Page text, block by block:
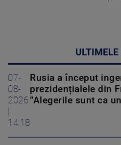
07-
08-
2026
|
14:18
Rusia a început
prezidențialele din
”Alegerile sunt ca